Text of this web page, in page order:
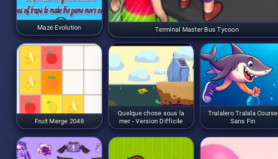
Terminal Master Bus Tycoon
Maze Evolution
Fruit Merge 2048
Quelque chose sous la
mer - Version Difficile
Tralalero Tralala Course
Sans Fin